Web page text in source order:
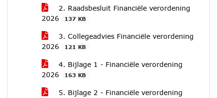
2. Raadsbesluit Financiële verordening
2026
137 KB
3. Collegeadvies Financiële verordening
2026
121 KB
4. Bijlage 1 - Financiële verordening
2026
163 KB
5. Bijlage 2 - Financiële verordening